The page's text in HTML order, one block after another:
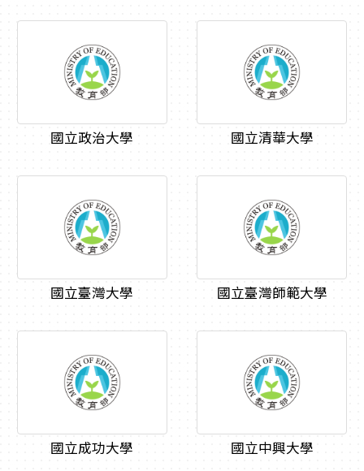
國立政治大學 國立清華大學
國立臺灣大學 國立臺灣師範大學
國立成功大學 國立中興大學